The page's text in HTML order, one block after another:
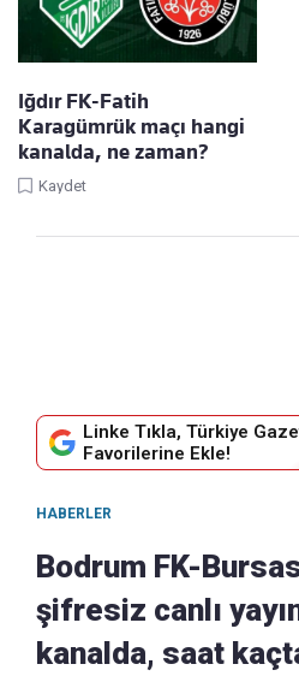
Iğdır FK-Fatih
Karagümrük maçı hangi
kanalda, ne zaman?
Kaydet
Linke Tıkla, Türkiye
Favorilerine Ekle!
HABERLER
Bodrum FK-
şifresiz canlı
kanalda, saat